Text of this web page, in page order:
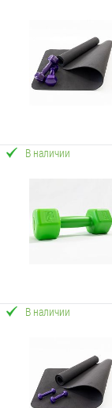
В наличии
В наличии